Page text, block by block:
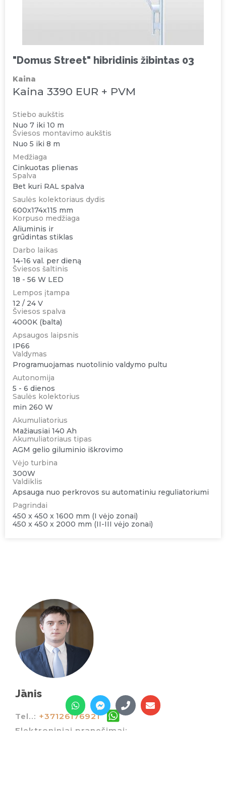
"Domus Street" hibridinis žibintas 03
Kaina
Kaina 3390 EUR + PVM
Stiebo aukštis
Nuo 7 iki 10 m
Šviesos montavimo aukštis
Nuo 5 iki 8 m
Medžiaga
Cinkuotas plienas
Spalva
Bet kuri RAL spalva
Saulės kolektoriaus dydis
600x174x115 mm
Korpuso medžiaga
Aliuminis ir
grūdintas stiklas
Darbo laikas
14-16 val. per dieną
Šviesos šaltinis
18 - 56 W LED
Lempos įtampa
12 / 24 V
Šviesos spalva
4000K (balta)
Apsaugos laipsnis
IP66
Valdymas
Programuojamas nuotolinio valdymo pultu
Autonomija
5 - 6 dienos
Saulės kolektorius
min 260 W
Akumuliatorius
Mažiausiai 140 Ah
Akumuliatoriaus tipas
AGM gelio giluminio iškrovimo
Vėjo turbina
300W
Valdiklis
Apsauga nuo perkrovos su automatiniu reguliatoriumi
Pagrindai
450 x 450 x 1600 mm (I vėjo zonai)
450 x 450 x 2000 mm (II-III vėjo zonai)
Jānis
Tel..: +37126176921
Elektroniniai pranešimai: